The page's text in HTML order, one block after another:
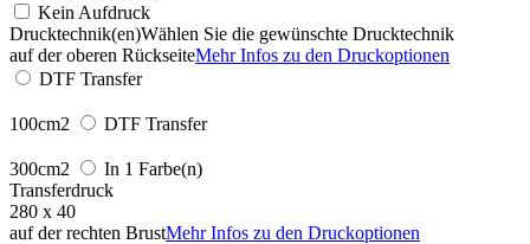
Kein Aufdruck
Drucktechnik(en)Wählen Sie die gewünschte Drucktechnik
auf der oberen RückseiteMehr Infos zu den Druckoptionen
DTF Transfer
100cm2 DTF Transfer
300cm2
In 1 Farbe(n)
Transferdruck
280 x 40
auf der rechten BrustMehr Infos zu den Druckoptionen